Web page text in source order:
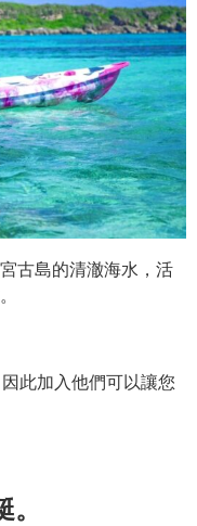
宮古島的清澈海水，活
此加入他們可以讓您